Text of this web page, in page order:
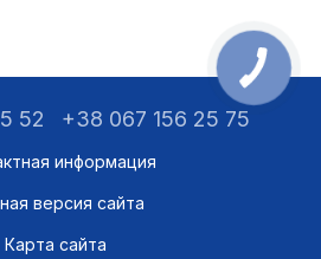
52 +38 067 156 25 75
информация
версия сайта
Карта сайта